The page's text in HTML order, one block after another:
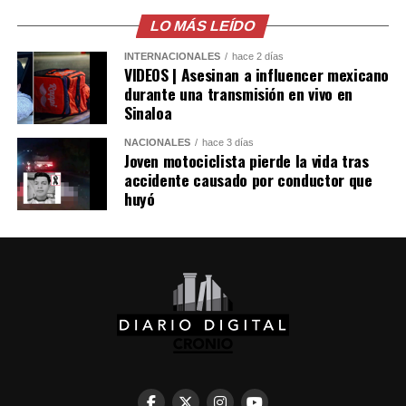
el protocolo de
búsqueda, en
coordinación con la
@PNCSV.
Afortunadamente, ha
sido localizado sin ser
víctima de ningún
pic.twitter.com/
— Fiscalía General de
Salvador (@FGR_SV)
LO MÁS LEÍDO
INTERNACIONALES hace 2 días
VIDEOS | Asesinan a influencer mexicano
durante una transmisión en vivo en
Sinaloa
NACIONALES hace 3 días
Joven motociclista pierde la vida tras
accidente causado por conductor que
huyó